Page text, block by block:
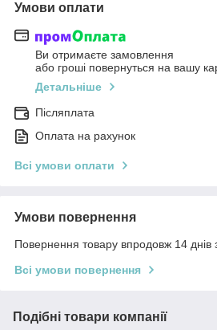
Умови оплати
Ви отримаєте замовлення
або гроші повернуться на вашу
Детальніше
Післяплата
Оплата на рахунок
Всі умови оплати
Умови повернення
Повернення товару впродовж 14 днів
Всі умови повернення
Подібні товари компанії